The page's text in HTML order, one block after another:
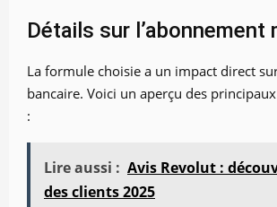
Détails sur l’abonnement
La formule choisie a un impact direct
bancaire. Voici un aperçu des
:
Lire aussi : Avis Revolut :
des clients 2025